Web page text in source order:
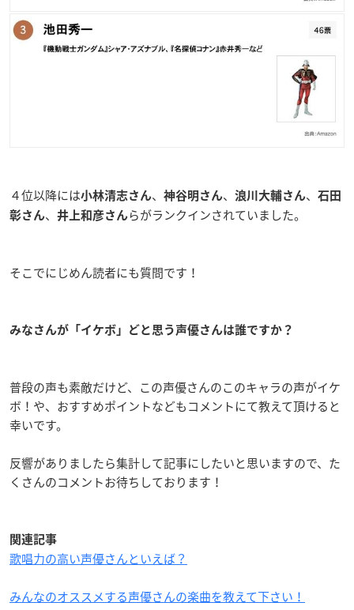
４位以降には小林清志さん、 神谷明さん、 浪川大輔さん、
石田
彰さん、 井上和彦さんらがランクインされていました。
そこでにじめん読者にも質問です！
みなさんが「イケボ」どと思う声優さんは誰ですか？
普段の声も素敵だけど、この声優さんのこのキャラの声がイケ
ボ！や、おすすめポイントなどもコメントにて教えて頂けると
幸いです。
反響がありましたら集計して記事にしたいと思いますので、た
くさんのコメントお待ちしております！
関連記事
歌唱力の高い声優さんといえば？
みんなのオススメする声優さんの楽曲を教えて下さい！